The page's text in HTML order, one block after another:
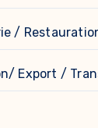
/
Export /